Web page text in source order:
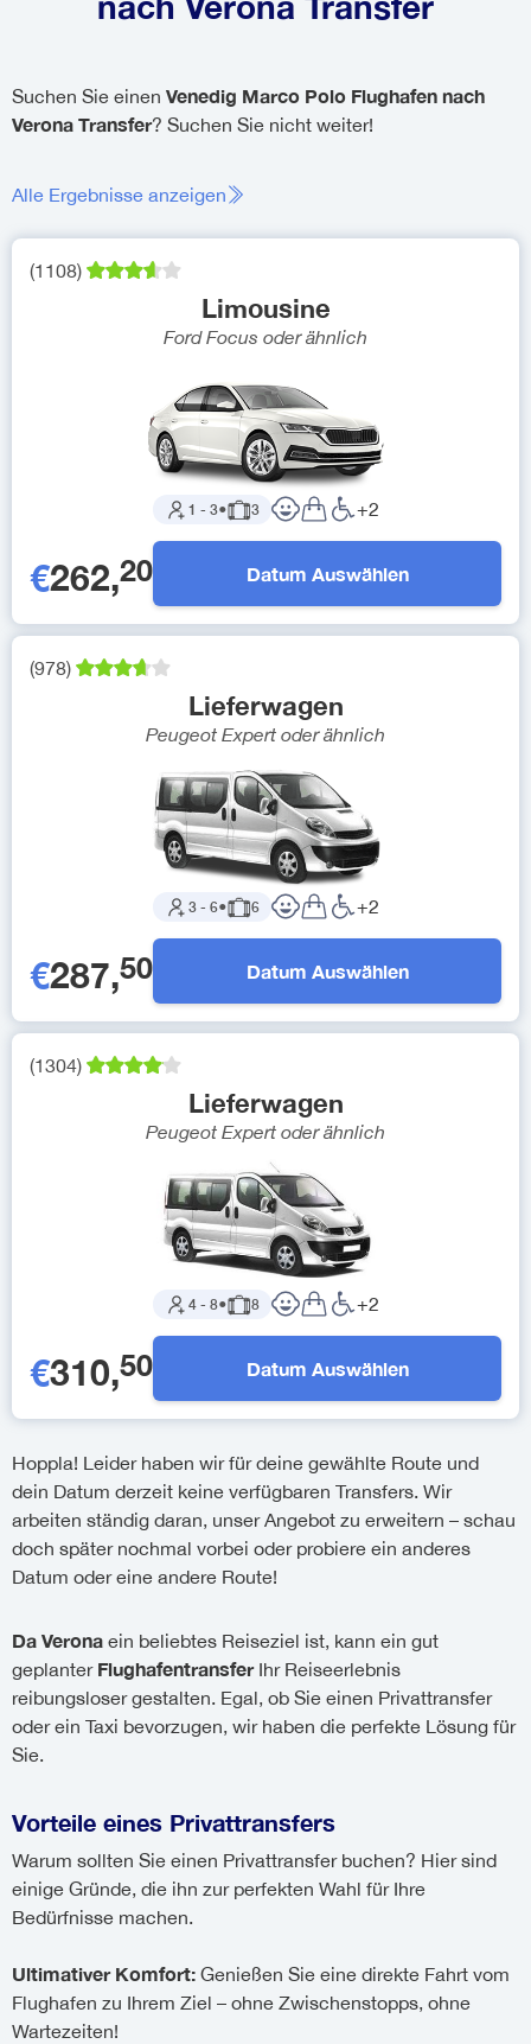
Suchen Sie einen Venedig Marco Polo Flughafen nach
Verona Transfer? Suchen Sie nicht weiter!
Alle Ergebnisse anzeigen
(1108)
Limousine
Ford Focus oder ähnlich
1 - 3● 3 +2
€262,20 Datum Auswählen
(978)
Lieferwagen
Peugeot Expert oder ähnlich
3- 6● 6 +2
€287,50 Datum Auswählen
(1304)
Lieferwagen
Peugeot Expert oder ähnlich
4- 8● 8 +2
€310,50 Datum Auswählen
Hoppla! Leider haben wir für deine gewählte Route und
dein Datum derzeit keine verfügbaren Transfers. Wir
arbeiten ständig daran, unser Angebot zu erweitern – schau
doch später nochmal vorbei oder probiere ein anderes
Datum oder eine andere Route!
Da Verona ein beliebtes Reiseziel ist, kann ein gut
geplanter FlughafentransferIhr Reiseerlebnis
reibungsloser gestalten. Egal, ob Sie einen Privattransfer
oder ein Taxi bevorzugen, wir haben die perfekte Lösung für
Sie.
Vorteile eines Privattransfers
Warum sollten Sie einen Privattransfer buchen? Hier sind
einige Gründe, die ihn zur perfekten Wahl für Ihre
Bedürfnisse machen.
Ultimativer Komfort: Genießen Sie eine direkte Fahrt vom
Flughafen zu Ihrem Ziel – ohne Zwischenstopps, ohne
Wartezeiten!